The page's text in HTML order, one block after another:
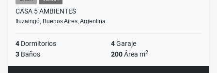
CASA 5 AMBIENTES
Ituzaingó, Buenos Aires, Argentina
4 Dormitorios 4Garaje
3 Baños 200Área m2